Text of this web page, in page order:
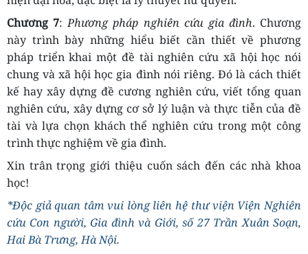
Chương 7:Phương pháp nghiên cứu gia đình. Chương
này trình bày những hiểu biết cần thiết về phương
pháp triển khai một đề tài nghiên cứu xã hội học nói
chung và xã hội học gia đình nói riêng. Đó là cách thiết
kế hay xây dựng đề cương nghiên cứu, viết tổng quan
nghiên cứu, xây dựng cơ sở lý luận và thực tiễn của đề
tài và lựa chọn khách thể nghiên cứu trong một công
trình thực nghiệm về gia đình.
Xin trân trọng giới thiệu cuốn sách đến các nhà khoa
học!
*Độc giả quan tâm vui lòng liên hệ thư viện Viện Nghiên
cứu Con người, Gia đình và Giới, số 27 Trần Xuân Soạn,
Hai Bà Trưng, Hà Nội.